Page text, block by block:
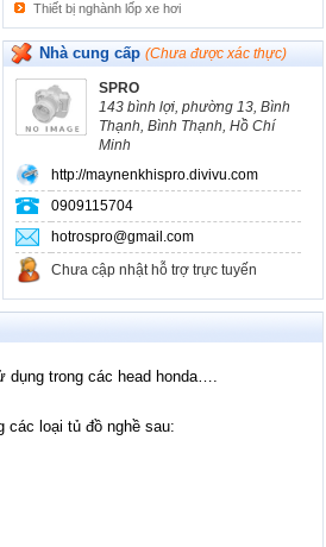
Thiết bị nghành lốp xe hơi
Đèn sấy sơn
thiết bị thay dầu thắng
Cầu Nâng
Thiết bị garage
Máy nạp xả ga ô tô
bàn nâng xe máy
Phòng Sơn Hấp Ô Tô
Ben kéo nắn xe tai nạn
Máy cân chỉnh góc lái
Máy hàn rút tôn
thiết bị rửa xe & hóa chất
thiết bị bảo dưỡng hệ thống bôi trơn
Khác
Nhà cung cấp (Chưa được xác thực)
SPRO
143 bình lợi, phường 13, Bình
Thạnh, Bình Thạnh, Hồ Chí
Minh
http://maynenkhispro.divivu.com
0909115704
hotrospro@gmail.com
Chưa cập nhật hỗ trợ trực tuyến
dụng trong các head honda….
loại tủ đồ nghề sau: